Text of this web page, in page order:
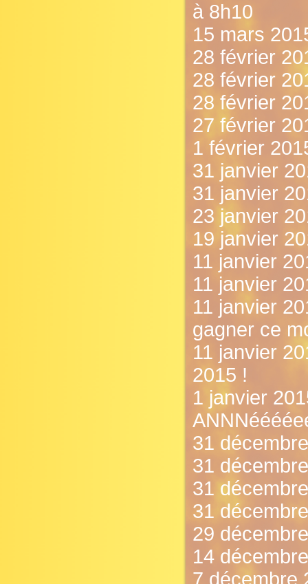
à 8h10
15 mars
28 février
28 février
28 février
27 février
1 février
31 janvier
31 janvier
23 janvier
19 janvier
11 janvier
11 janvier
11 janvier
gagner ce
11 janvier
2015 !
1 janvier
31
31
31
31
29
14
7 décembre